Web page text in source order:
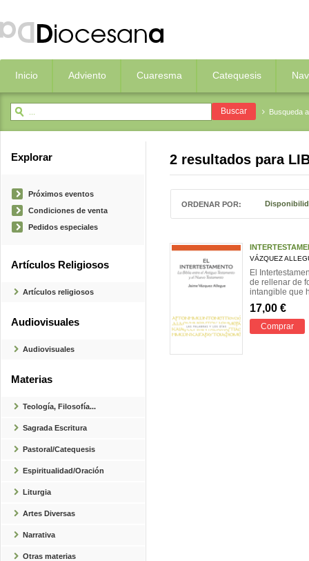
Inicio Adviento Cuaresma Catequesis
Busqueda
Explorar
Próximos eventos
Condiciones de venta
Pedidos especiales
Artículos Religiosos
Artículos religiosos
Audiovisuales
Audiovisuales
Materias
Teología, Filosofía...
Sagrada Escritura
Pastoral/Catequesis
Espiritualidad/Oración
Liturgia
Artes Diversas
Narrativa
Otras materias
2 resultados para
ORDENAR POR:
VÁZQUEZ
El
de rellenar de
intangible que
17,00 €
Comprar